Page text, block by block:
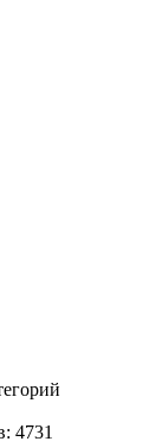
4731